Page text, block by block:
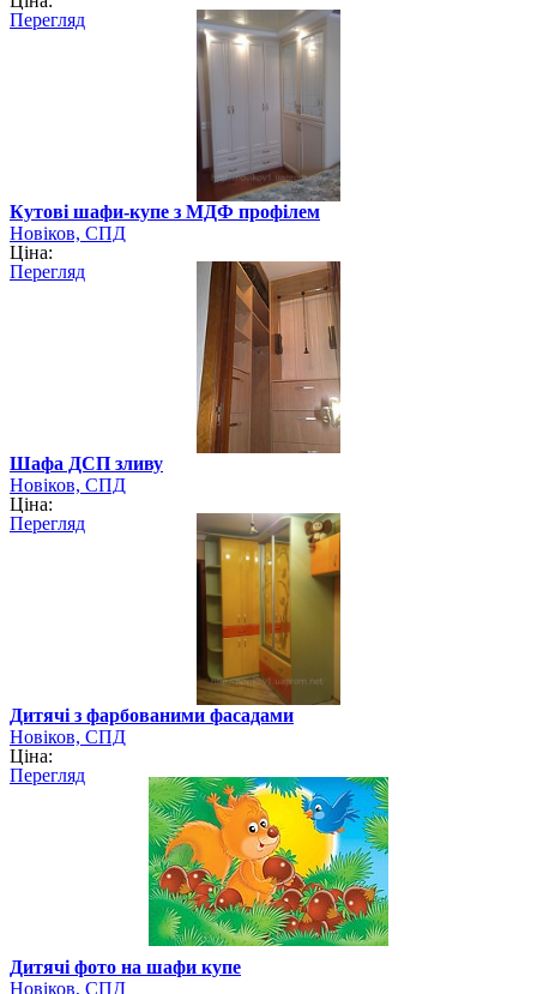
Перегляд
Кутові шафи-купе з МДФ профілем
Новіков, СПД
Ціна:
Перегляд
Шафа ДСП зливу
Новіков, СПД
Ціна:
Перегляд
Дитячі з фарбованими фасадами
Новіков, СПД
Ціна:
Перегляд
Дитячі фото на шафи купе
Новіков, СПД